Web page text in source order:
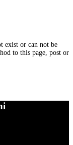
exist or can not be
to this page, post or